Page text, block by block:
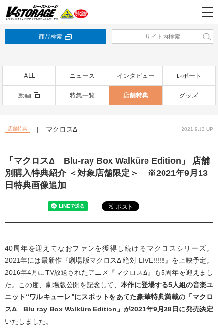
商品検索
ALL ニュース インタビュー レポート
動画 特集一覧 店舗特典 グッズ
店舗特典 | マクロスΔ 2021.9.13 UP
「マクロスΔ Blu-ray Box Walküre Edition」 店舗
別購入特典紹介 ＜対象店舗限定＞ ※2021年9月13
日特典画像追加
40周年を迎えてなおファンを獲得し続けるマクロスシリーズ。
2021年には最新作『劇場版マクロスΔ 絶対 LIVE!!!!!!』を上映予定。
2016年4月にTV放送されたアニメ『マクロスΔ』も5周年を迎えまし
た。この度、劇場版公開を記念して、 本作に登場する5人組の音楽ユ
ニット“ワルキューレ”にスポットをあてた豪華特典満載の「マクロ
スΔ Blu-ray Box Walküre Edition」が2021年9月28日に発売決定
いたしました。